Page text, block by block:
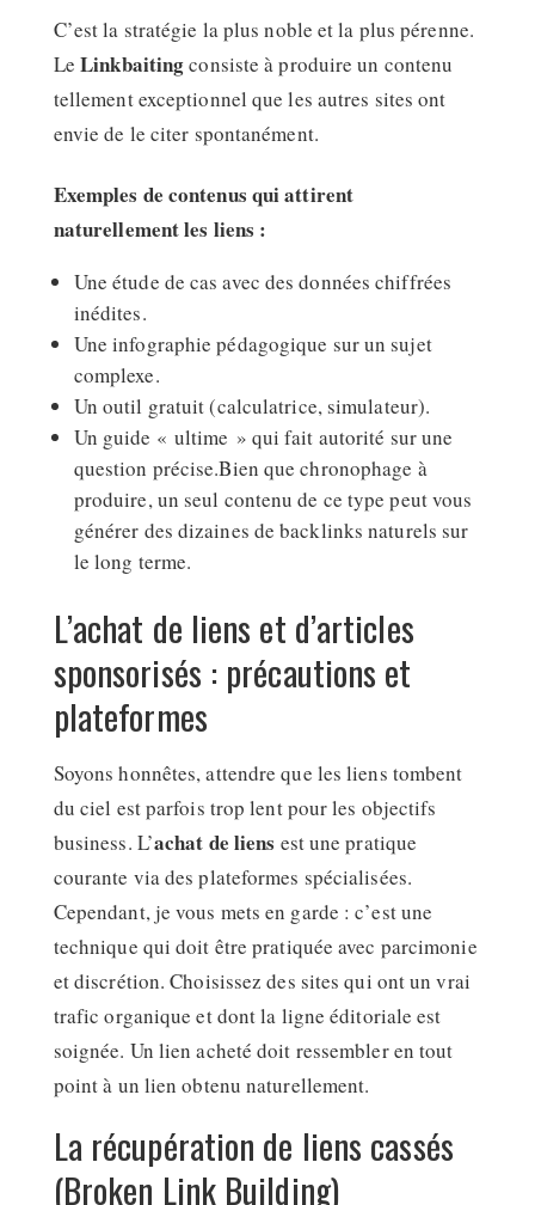
C’est la stratégie la plus noble et la plus pérenne.
LeLinkbaitingconsiste à produire un contenu
tellement exceptionnel que les autres sites ont
envie de le citer spontanément.
Exemples de contenus qui attirent
naturellement les liens :
Une étude de cas avec des données chiffrées
inédites.
Une infographie pédagogique sur un sujet
complexe.
Un outil gratuit (calculatrice, simulateur).
Un guide « ultime » qui fait autorité sur une
question précise.Bien que chronophage à
produire, un seul contenu de ce type peut vous
générer des dizaines de backlinks naturels sur
le long terme.
L’achat de liens et d’articles
sponsorisés : précautions et
plateformes
Soyons honnêtes, attendre que les liens tombent
du ciel est parfois trop lent pour les objectifs
business. L’achat de liens est une pratique
courante via des plateformes spécialisées.
Cependant, je vous mets en garde : c’est une
technique qui doit être pratiquée avec parcimonie
et discrétion. Choisissez des sites qui ont un vrai
trafic organique et dont la ligne éditoriale est
soignée. Un lien acheté doit ressembler en tout
point à un lien obtenu naturellement.
La récupération de liens cassés
(Broken Link Building)